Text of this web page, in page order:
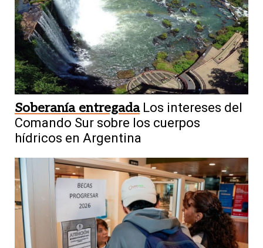
Soberanía entregada Los intereses del
Comando Sur sobre los cuerpos
hídricos en Argentina